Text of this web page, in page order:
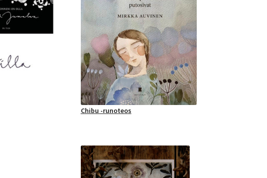
Chibu -runoteos